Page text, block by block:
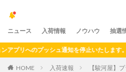
ニュース 入荷情報 ノウハウ 抽選
リへのプッシュ通知を停止いたします。）
HOME 入荷速報 【駿河屋】